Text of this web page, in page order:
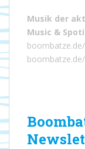
Musik der
Music &